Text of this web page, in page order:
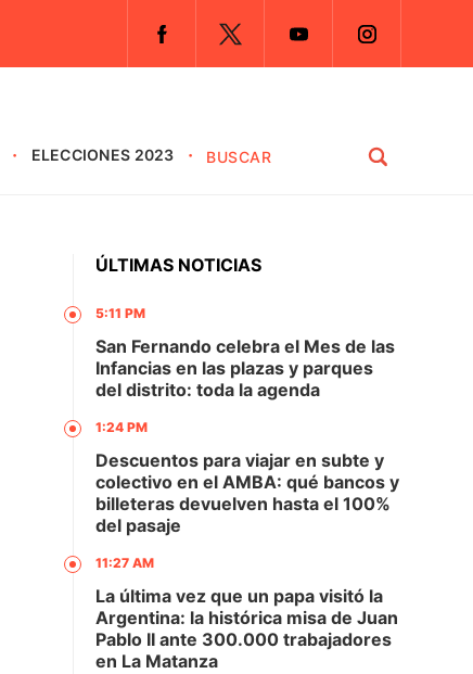
ELECCIONES 2023
ÚLTIMAS NOTICIAS
5:11 PM
San Fernando celebra el Mes de las
Infancias en las plazas y parques
del distrito: toda la agenda
1:24 PM
Descuentos para viajar en subte y
colectivo en el AMBA: qué bancos y
billeteras devuelven hasta el 100%
del pasaje
11:27 AM
La última vez que un papa visitó la
Argentina: la histórica misa de Juan
Pablo II ante 300.000 trabajadores
en La Matanza